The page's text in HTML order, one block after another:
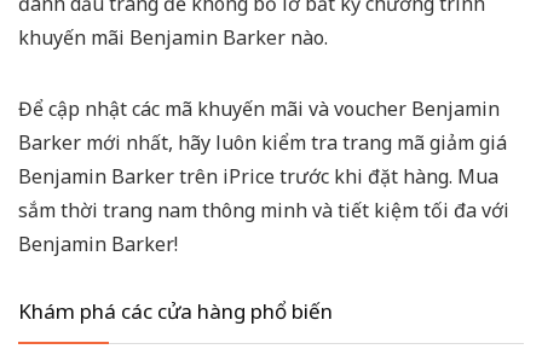
khuyến mãi Benjamin Barker nào.
Để cập nhật các mã khuyến mãi và voucher Benjamin
Barker mới nhất, hãy luôn kiểm tra trang mã giảm giá
Benjamin Barker trên iPrice trước khi đặt hàng. Mua
sắm thời trang nam thông minh và tiết kiệm tối đa với
Benjamin Barker!
Khám phá các cửa hàng phổ biến